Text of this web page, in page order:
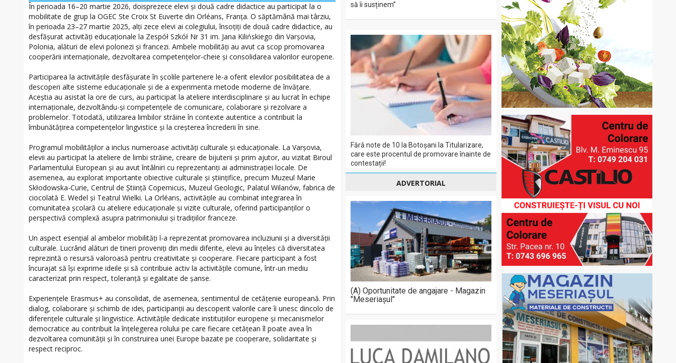
În perioada 16–20 martie 2026, doisprezece elevi și două cadre didactice au participat la o
mobilitate de grup la OGEC Ste Croix St Euverte din Orléans, Franța. O săptămână mai târziu,
în perioada 23–27 martie 2025, alți zece elevi ai colegiului, însoțiți de două cadre didactice, au
desfășurat activități educaționale la Zespół Szkół Nr 31 im. Jana Kilińskiego din Varșovia,
Polonia, alături de elevi polonezi și francezi. Ambele mobilități au avut ca scop promovarea
cooperării internaționale, dezvoltarea competențelor-cheie și consolidarea valorilor europene.
Participarea la activitățile desfășurate în școlile partenere le-a oferit elevilor posibilitatea de a
descoperi alte sisteme educaționale și de a experimenta metode moderne de învățare.
Aceștia au asistat la ore de curs, au participat la ateliere interdisciplinare și au lucrat în echipe
internaționale, dezvoltându-și competențele de comunicare, colaborare și rezolvare a
problemelor. Totodată, utilizarea limbilor străine în contexte autentice a contribuit la
îmbunătățirea competențelor lingvistice și la creșterea încrederii în sine.
Programul mobilităților a inclus numeroase activități culturale și educaționale. La Varșovia,
elevii au participat la ateliere de limbi străine, creare de bijuterii și prim ajutor, au vizitat Biroul
Parlamentului European și au avut întâlniri cu reprezentanți ai administrației locale. De
asemenea, au explorat importante obiective culturale și științifice, precum Muzeul Marie
Skłodowska-Curie, Centrul de Știință Copernicus, Muzeul Geologic, Palatul Wilanów, fabrica de
ciocolată E. Wedel și Teatrul Wielki. La Orléans, activitățile au combinat integrarea în
comunitatea școlară cu ateliere educaționale și vizite culturale, oferind participanților o
perspectivă complexă asupra patrimoniului și tradițiilor franceze.
Un aspect esențial al ambelor mobilități l-a reprezentat promovarea incluziunii și a diversității
culturale. Lucrând alături de tineri proveniți din medii diferite, elevii au înțeles că diversitatea
reprezintă o resursă valoroasă pentru creativitate și cooperare. Fiecare participant a fost
încurajat să își exprime ideile și să contribuie activ la activitățile comune, într-un mediu
caracterizat prin respect, toleranță și egalitate de șanse.
Experiențele Erasmus+ au consolidat, de asemenea, sentimentul de cetățenie europeană. Prin
dialog, colaborare și schimb de idei, participanții au descoperit valorile care îi unesc dincolo de
diferențele culturale și lingvistice. Activitățile dedicate instituțiilor europene și mecanismelor
democratice au contribuit la înțelegerea rolului pe care fiecare cetățean îl poate avea în
dezvoltarea comunității și în construirea unei Europe bazate pe cooperare, solidaritate și
respect reciproc.
să îi susținem”
Fără note de 10 la Botoșani la Titularizare,
care este procentul de promovare înainte de
contestații!
ADVERTORIAL
(A) Oportunitate de angajare - Magazin
"Meseriașul"